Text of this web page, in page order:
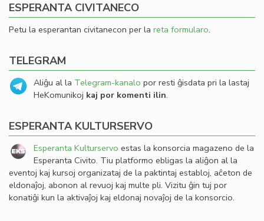
ESPERANTA CIVITANECO
Petu la esperantan civitanecon per la reta formularo.
TELEGRAM
Aliĝu al la Telegram-kanalo por resti ĝisdata pri la lastaj
HeKomunikoj kaj por komenti ilin.
ESPERANTA KULTURSERVO
Esperanta Kulturservo estas la konsorcia magazeno de la
Esperanta Civito. Tiu platformo ebligas la aliĝon al la
eventoj kaj kursoj organizataj de la paktintaj establoj, aĉeton de
eldonaĵoj, abonon al revuoj kaj multe pli. Vizitu ĝin tuj por
konatiĝi kun la aktivaĵoj kaj eldonaj novaĵoj de la konsorcio.